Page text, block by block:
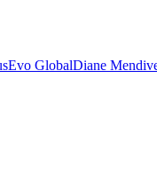
Evo GlobalDiane